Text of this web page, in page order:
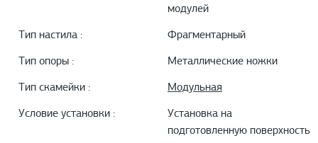
модулей
Тип настила : Фрагментарный
Тип опоры : Металлические ножки
Тип скамейки : Модульная
Условие установки :
Установка на
подготовленную поверхность